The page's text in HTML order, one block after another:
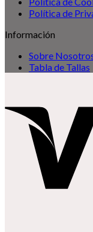
Política de
Información
Sobre
Tabla de Tallas